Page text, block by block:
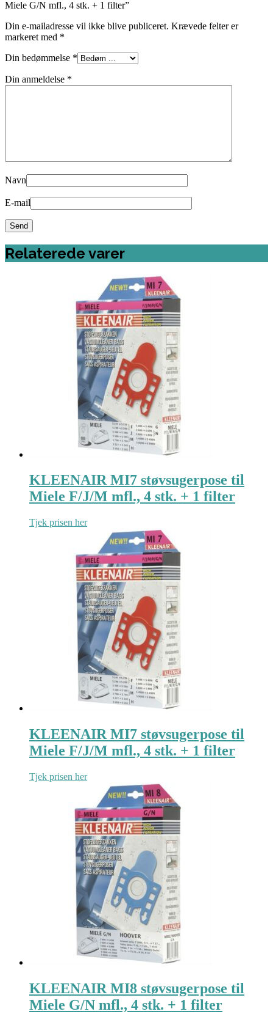
Miele G/N mfl., 4 stk. + 1 filter”
Din e-mailadresse vil ikke blive publiceret. Krævede felter er
markeret med *
Din bedømmelse *
Din anmeldelse *
Navn
E-mail
Relaterede varer
KLEENAIR MI7 støvsugerpose til
Miele F/J/M mfl., 4 stk. + 1 filter
Tjek prisen her
KLEENAIR MI7 støvsugerpose til
Miele F/J/M mfl., 4 stk. + 1 filter
Tjek prisen her
KLEENAIR MI8 støvsugerpose til
Miele G/N mfl., 4 stk. + 1 filter